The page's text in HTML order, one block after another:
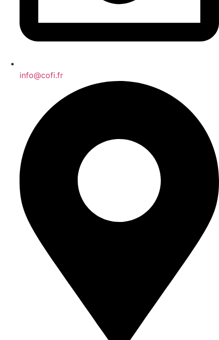
info@cofi.fr